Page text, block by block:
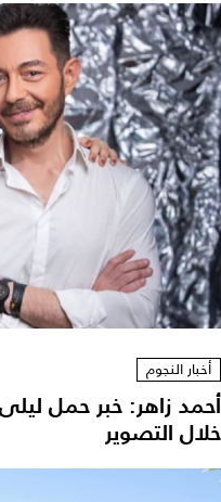
أخبار النجوم
أحمد زاهر: خبر حمل
خلال التصوير